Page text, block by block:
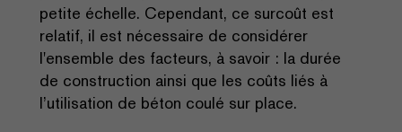
petite échelle. Cependant, ce surcoût est
relatif, il est nécessaire de considérer
l'ensemble des facteurs, à savoir : la durée
de construction ainsi que les coûts liés à
l’utilisation de béton coulé sur place.